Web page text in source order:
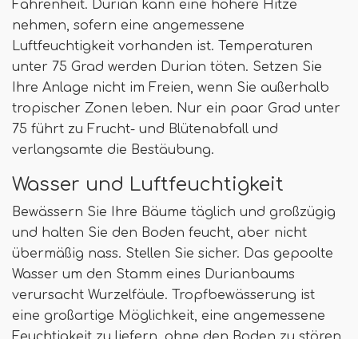
Fahrenheit. Durian kann eine höhere Hitze
nehmen, sofern eine angemessene
Luftfeuchtigkeit vorhanden ist. Temperaturen
unter 75 Grad werden Durian töten. Setzen Sie
Ihre Anlage nicht im Freien, wenn Sie außerhalb
tropischer Zonen leben. Nur ein paar Grad unter
75 führt zu Frucht- und Blütenabfall und
verlangsamte die Bestäubung.
Wasser und Luftfeuchtigkeit
Bewässern Sie Ihre Bäume täglich und großzügig
und halten Sie den Boden feucht, aber nicht
übermäßig nass. Stellen Sie sicher. Das gepoolte
Wasser um den Stamm eines Durianbaums
verursacht Wurzelfäule. Tropfbewässerung ist
eine großartige Möglichkeit, eine angemessene